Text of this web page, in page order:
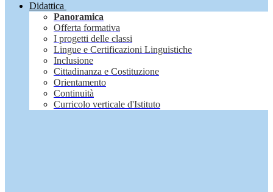
Didattica
Panoramica
Offerta formativa
I progetti delle classi
Lingue e Certificazioni Linguistiche
Inclusione
Cittadinanza e Costituzione
Orientamento
Continuità
Curricolo verticale d'Istituto